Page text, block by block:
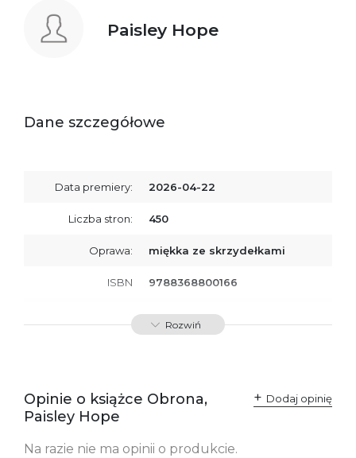
Paisley Hope
Dane szczegółowe
Data premiery: 2026-04-22
Liczba stron: 450
Oprawa: miękka ze skrzydełkami
ISBN 9788368800166
K801120
Rozwiń
Opinie o książce Obrona,
Paisley Hope
Dodaj opinię
Na razie nie ma opinii o produkcie.